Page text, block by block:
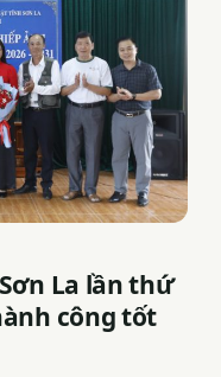
La lần thứ
công tốt